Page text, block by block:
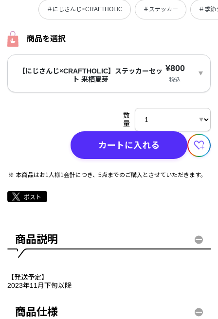
＃にじさんじ×CRAFTHOLIC ＃ステッカー ＃季節
商品を選択
【にじさんじ×CRAFTHOLIC】ステッカーセッ
ト 来栖夏芽
¥800
税込
数
量
カートに入れる
本商品はお1人様1会計につき、5点までのご購入とさせていただきます。
商品説明
【発送予定】
2023年11月下旬以降
商品仕様